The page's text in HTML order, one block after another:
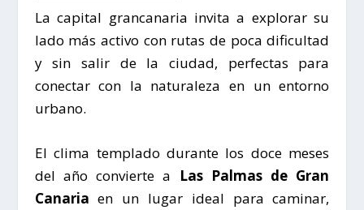
La capital grancanaria invita a explorar su
lado más activo con rutas de poca dificultad
y sin salir de la ciudad, perfectas para
conectar con la naturaleza en un entorno
urbano.
El clima templado durante los doce meses
del año convierte a
Las Palmas de Gran
Canaria en un lugar ideal para caminar,